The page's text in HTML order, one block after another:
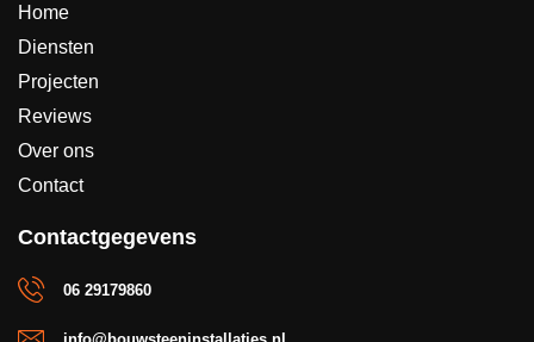
Home
Diensten
Projecten
Reviews
Over ons
Contact
Contactgegevens
06 29179860